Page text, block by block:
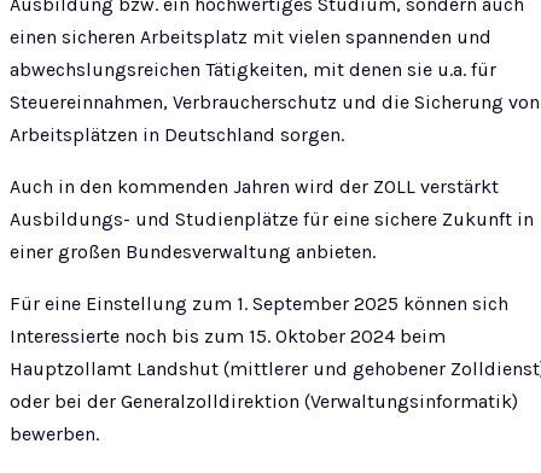
einen sicheren Arbeitsplatz mit vielen spannenden und
abwechslungsreichen Tätigkeiten, mit denen sie u.a. für
Steuereinnahmen, Verbraucherschutz und die Sicherung von
Arbeitsplätzen in Deutschland sorgen.
Auch in den kommenden Jahren wird der ZOLL verstärkt
Ausbildungs- und Studienplätze für eine sichere Zukunft in
einer großen Bundesverwaltung anbieten.
Für eine Einstellung zum 1. September 2025 können sich
Interessierte noch bis zum 15. Oktober 2024 beim
Hauptzollamt Landshut (mittlerer und gehobener
oder bei der Generalzolldirektion (Verwaltungsinformatik)
bewerben.